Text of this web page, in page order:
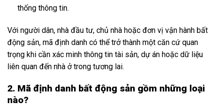
thống thông tin.
Với người dân, nhà đầu tư, chủ nhà hoặc đơn vị vận hành bất
động sản, mã định danh có thể trở thành một căn cứ quan
trọng khi cần xác minh thông tin tài sản, dự án hoặc dữ liệu
liên quan đến nhà ở trong tương lai.
2. Mã định danh bất động sản gồm những loại
nào?